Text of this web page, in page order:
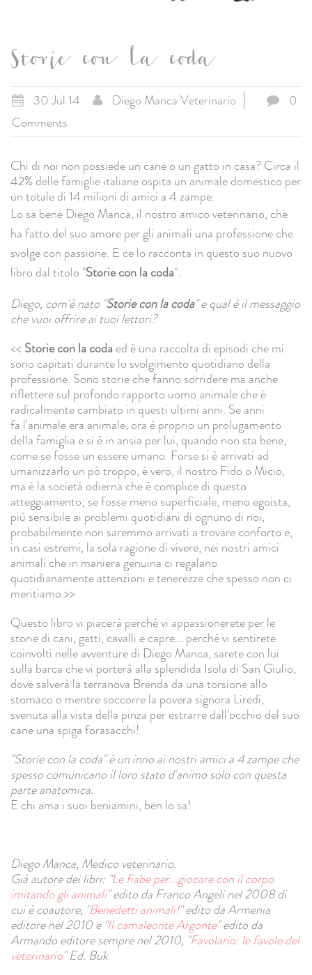
Storie con la coda
30 Jul 14 Diego Manca Veterinario
0
Comments
Chi di noi non possiede un cane o un gatto in casa? Circa il
42% delle famiglie italiane ospita un animale domestico per
un totale di 14 milioni di amici a 4 zampe.
Lo sa bene Diego Manca, il nostro amico veterinario, che
ha fatto del suo amore per gli animali una professione che
svolge con passione. E ce lo racconta in questo suo nuovo
libro dal titolo "Storie con la coda".
Diego, com'è nato "Storie con la coda" e qual è il messaggio
che vuoi offrire ai tuoi lettori?
<<Storie con la coda ed è una raccolta di episodi che mi
sono capitati durante lo svolgimento quotidiano della
professione. Sono storie che fanno sorridere ma anche
riflettere sul profondo rapporto uomo animale che è
radicalmente cambiato in questi ultimi anni. Se anni
fa l'animale era animale, ora è proprio un prolugamento
della famiglia e si è in ansia per lui, quando non sta bene,
come se fosse un essere umano. Forse si è arrivati ad
umanizzarlo un pò troppo, è vero, il nostro Fido o Micio,
ma è la società odierna che è complice di questo
atteggiamento; se fosse meno superficiale, meno egoista,
più sensibile ai problemi quotidiani di ognuno di noi,
probabilmente non saremmo arrivati a trovare conforto e,
in casi estremi, la sola ragione di vivere, nei nostri amici
animali che in maniera genuina ci regalano
quotidianamente attenzioni e tenerezze che spesso non ci
meritiamo.>>
Questo libro vi piacerà perché vi appassionerete per le
storie di cani, gatti, cavalli e capre... perché vi sentirete
coinvolti nelle avventure di Diego Manca, sarete con lui
sulla barca che vi porterà alla splendida Isola di San Giulio,
dove salverà la terranova Brenda da una torsione allo
stomaco o mentre soccorre la povera signora Liredi,
svenuta alla vista della pinza per estrarre dall'occhio del suo
cane una spiga forasacchi!
"Storie con la coda" è un inno ai nostri amici a 4 zampe che
spesso comunicano il loro stato d'animo solo con questa
parte anatomica.
E chi ama i suoi beniamini, ben lo sa!
Diego Manca, Medico veterinario.
Già autore dei libri: "Le fiabe per...giocare con il corpo
imitando gli animali" edito da Franco Angeli nel 2008 di
cui è coautore, "Benedetti animali!" edito da Armenia
editore nel 2010 e "Il camaleonte Argonte" edito da
Armando editore sempre nel 2010, "Favolario: le favole del
veterinario" Ed. Buk